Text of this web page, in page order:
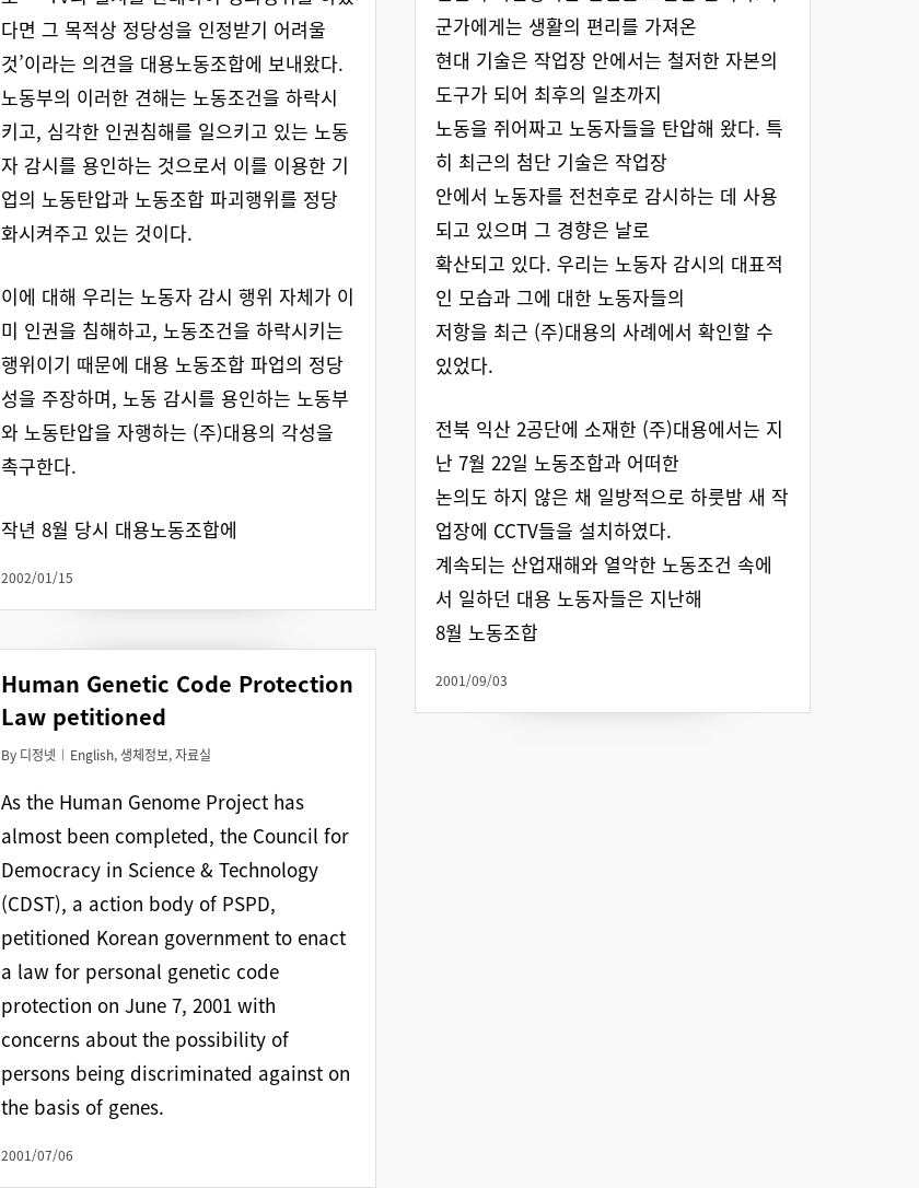
다면 그 목적상 정당성을 인정받기 어려울
것’이라는 의견을 대용노동조합에 보내왔다.
노동부의 이러한 견해는 노동조건을 하락시
키고, 심각한 인권침해를 일으키고 있는 노동
자 감시를 용인하는 것으로서 이를 이용한 기
업의 노동탄압과 노동조합 파괴행위를 정당
화시켜주고 있는 것이다.
이에 대해 우리는 노동자 감시 행위 자체가 이
미 인권을 침해하고, 노동조건을 하락시키는
행위이기 때문에 대용 노동조합 파업의 정당
성을 주장하며, 노동 감시를 용인하는 노동부
와 노동탄압을 자행하는 (주)대용의 각성을
촉구한다.
작년 8월 당시 대용노동조합에
2002/01/15
군가에게는 생활의 편리를 가져온
현대 기술은 작업장 안에서는 철저한 자본의
도구가 되어 최후의 일초까지
노동을 쥐어짜고 노동자들을 탄압해 왔다. 특
히 최근의 첨단 기술은 작업장
안에서 노동자를 전천후로 감시하는 데 사용
되고 있으며 그 경향은 날로
확산되고 있다. 우리는 노동자 감시의 대표적
인 모습과 그에 대한 노동자들의
저항을 최근 (주)대용의 사례에서 확인할 수
있었다.
전북 익산 2공단에 소재한 (주)대용에서는 지
난 7월 22일 노동조합과 어떠한
논의도 하지 않은 채 일방적으로 하룻밤 새 작
업장에 CCTV들을 설치하였다.
계속되는 산업재해와 열악한 노동조건 속에
서 일하던 대용 노동자들은 지난해
8월 노동조합
2001/09/03
Human Genetic Code Protection
Law petitioned
By 디정넷 English,생체정보,자료실
As the Human Genome Project has
almost been completed, the Council for
Democracy in Science & Technology
(CDST), a action body of PSPD,
petitioned Korean government to enact
a law for personal genetic code
protection on June 7, 2001 with
concerns about the possibility of
persons being discriminated against on
the basis of genes.
2001/07/06